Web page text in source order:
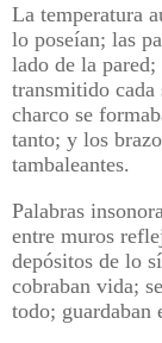
La temperatura
lo poseían; las
lado de la
transmitido cada
charco se
tanto; y los
tambaleantes.
Palabras
entre muros
depósitos de lo
cobraban vida;
todo;